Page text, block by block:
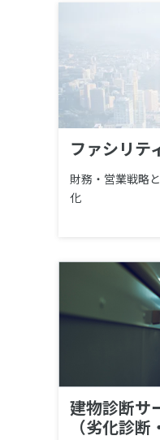
ファシリテ
財務・営業戦略
化
建物診断サ
（劣化診断